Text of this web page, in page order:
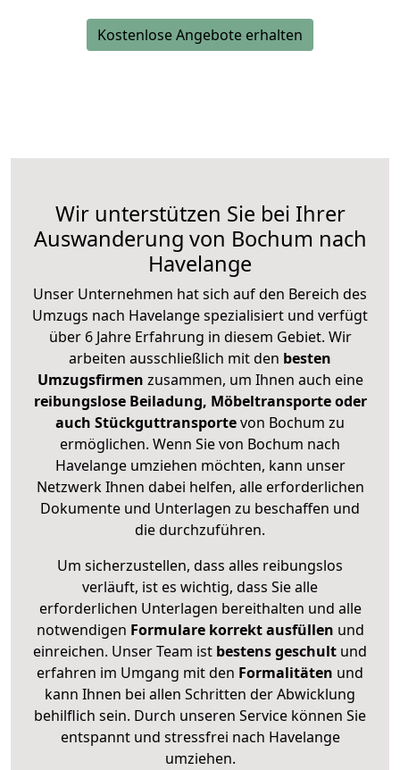
Kostenlose Angebote erhalten
Wir unterstützen Sie bei Ihrer
Auswanderung von Bochum nach
Havelange
Unser Unternehmen hat sich auf den Bereich des
Umzugs nach Havelange spezialisiert und verfügt
über 6 Jahre Erfahrung in diesem Gebiet. Wir
arbeiten ausschließlich mit den besten
Umzugsfirmen zusammen, um Ihnen auch eine
reibungslose Beiladung, Möbeltransporte oder
auch Stückguttransportevon Bochum zu
ermöglichen. Wenn Sie von Bochum nach
Havelange umziehen möchten, kann unser
Netzwerk Ihnen dabei helfen, alle erforderlichen
Dokumente und Unterlagen zu beschaffen und
die durchzuführen.
Um sicherzustellen, dass alles reibungslos
verläuft, ist es wichtig, dass Sie alle
erforderlichen Unterlagen bereithalten und alle
notwendigen Formulare korrekt ausfüllen und
einreichen. Unser Team ist bestens geschult und
erfahren im Umgang mit den Formalitäten und
kann Ihnen bei allen Schritten der Abwicklung
behilflich sein. Durch unseren Service können Sie
entspannt und stressfrei nach Havelange
umziehen.